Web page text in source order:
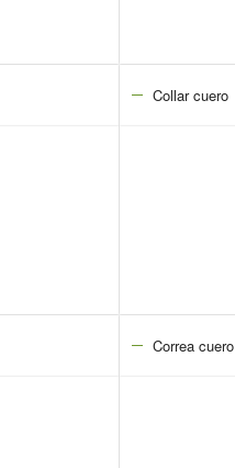
Collar cuero
Correa cuero